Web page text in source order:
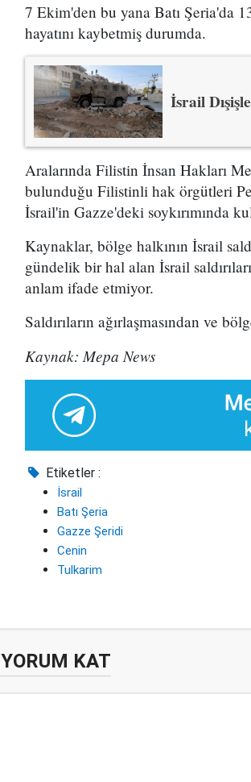
7 Ekim'den bu yana Batı Şeria'da
hayatını kaybetmiş durumda.
İsrail
Aralarında Filistin İnsan Hakları
bulunduğu Filistinli hak örgütleri
İsrail'in Gazze'deki soykırımında
Kaynaklar, bölge halkının İsrail
gündelik bir hal alan İsrail
anlam ifade etmiyor.
Saldırıların ağırlaşmasından ve
Kaynak: Mepa News
Etiketler :
İsrail
Batı Şeria
Gazze Şeridi
Cenin
Tulkarim
YORUM KAT